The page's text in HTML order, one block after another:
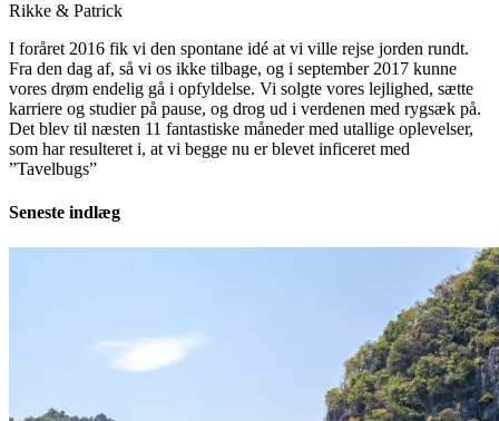
Rikke & Patrick
I foråret 2016 fik vi den spontane idé at vi ville rejse jorden rundt.
Fra den dag af, så vi os ikke tilbage, og i september 2017 kunne
vores drøm endelig gå i opfyldelse. Vi solgte vores lejlighed, sætte
karriere og studier på pause, og drog ud i verdenen med rygsæk på.
Det blev til næsten 11 fantastiske måneder med utallige oplevelser,
som har resulteret i, at vi begge nu er blevet inficeret med
”Tavelbugs”
Seneste indlæg